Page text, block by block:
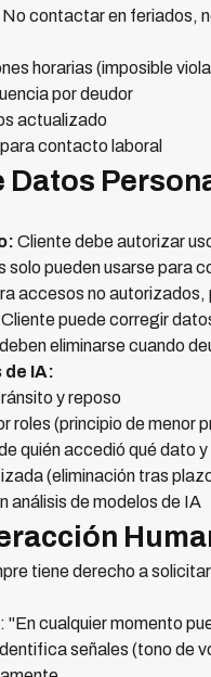
No contactar en feriados,
horarias (imposible
por deudor
actualizado
contacto laboral
Datos
Cliente debe autorizar
solo pueden usarse para
accesos no autorizados,
Cliente puede corregir
eliminarse cuando
de IA:
y reposo
roles (principio de menor
quién accedió qué dato y
(eliminación tras
análisis de modelos de IA
tiene derecho a
cualquier momento
señales (tono de